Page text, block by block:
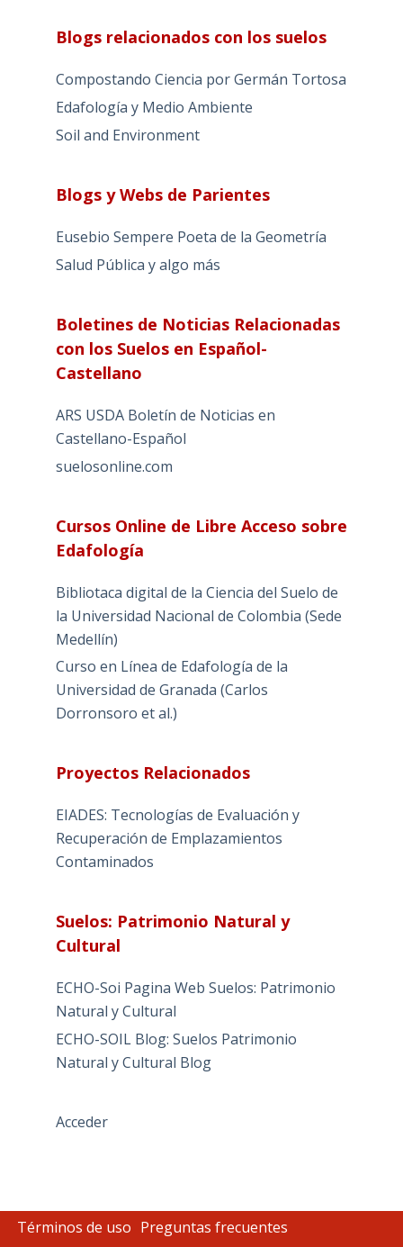
Blogs relacionados con los suelos
Compostando Ciencia por Germán Tortosa
Edafología y Medio Ambiente
Soil and Environment
Blogs y Webs de Parientes
Eusebio Sempere Poeta de la Geometría
Salud Pública y algo más
Boletines de Noticias Relacionadas
con los Suelos en Español-
Castellano
ARS USDA Boletín de Noticias en
Castellano-Español
suelosonline.com
Cursos Online de Libre Acceso sobre
Edafología
Bibliotaca digital de la Ciencia del Suelo de
la Universidad Nacional de Colombia (Sede
Medellín)
Curso en Línea de Edafología de la
Universidad de Granada (Carlos
Dorronsoro et al.)
Proyectos Relacionados
EIADES: Tecnologías de Evaluación y
Recuperación de Emplazamientos
Contaminados
Suelos: Patrimonio Natural y
Cultural
ECHO-Soi Pagina Web Suelos: Patrimonio
Natural y Cultural
ECHO-SOIL Blog: Suelos Patrimonio
Natural y Cultural Blog
Acceder
Términos de uso Preguntas frecuentes